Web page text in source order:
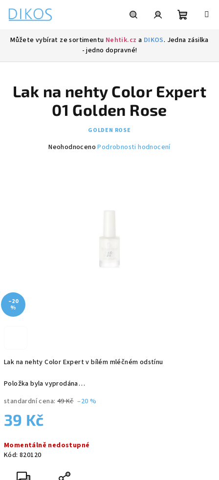
obsah
Můžete vybírat ze sortimentu Nehtik.cz a DIKOS. Jedna zásilka
- jedno dopravné!
Lak na nehty Color Expert v bílém mléčném odstínu
Položka byla vyprodána…
standardní cena: 49 Kč –20 %
39 Kč
cena:
Momentálně nedostupné
Kód: 820120
Lak na nehty Color Expert
01 Golden Rose
GOLDEN ROSE
Průměrné
Neohodnoceno Podrobnosti hodnocení
–20
%